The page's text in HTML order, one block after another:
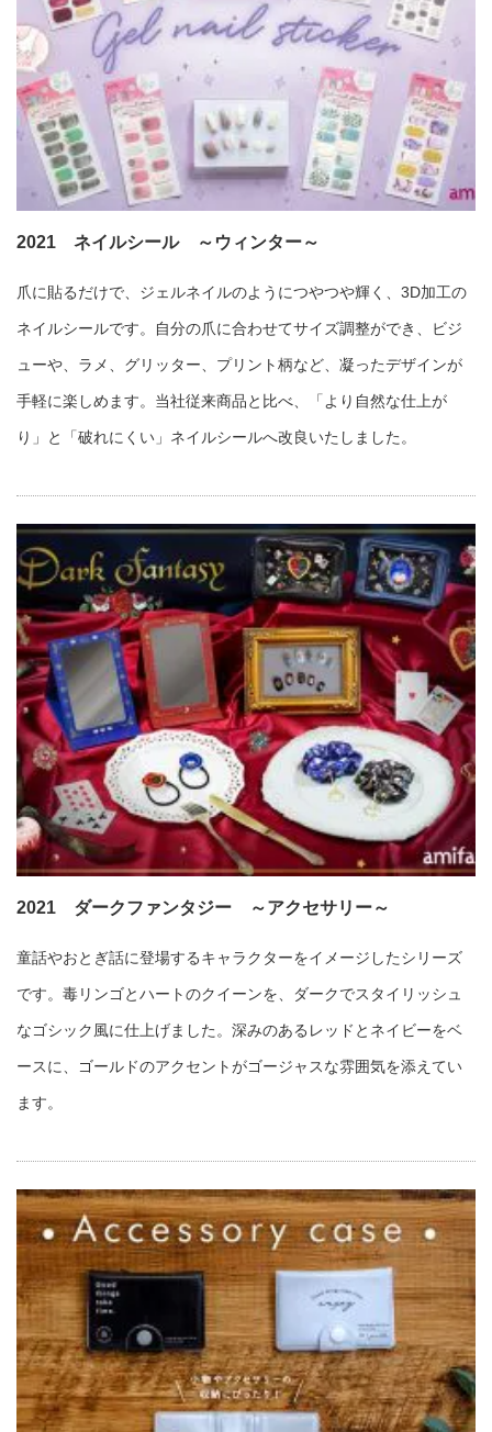
2021 ネイルシール ～ウィンター～
爪に貼るだけで、ジェルネイルのようにつやつや輝く、3D加工の
ネイルシールです。自分の爪に合わせてサイズ調整ができ、ビジ
ューや、ラメ、グリッター、プリント柄など、凝ったデザインが
手軽に楽しめます。当社従来商品と比べ、「より自然な仕上が
り」と「破れにくい」ネイルシールへ改良いたしました。
2021 ダークファンタジー ～アクセサリー～
童話やおとぎ話に登場するキャラクターをイメージしたシリーズ
です。毒リンゴとハートのクイーンを、ダークでスタイリッシュ
なゴシック風に仕上げました。深みのあるレッドとネイビーをベ
ースに、ゴールドのアクセントがゴージャスな雰囲気を添えてい
ます。